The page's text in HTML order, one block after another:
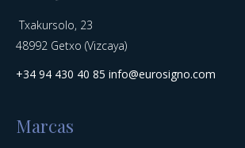
Txakursolo, 23
48992 Getxo (Vizcaya)
+34 94 430 40 85 info@eurosigno.com
Marcas